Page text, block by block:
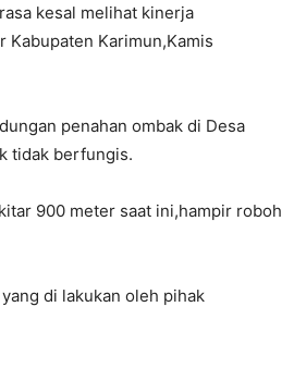
kesal melihat kinerja
Kabupaten Karimun,Kamis
penahan ombak di Desa
tidak berfungis.
900 meter saat ini,hampir roboh
di lakukan oleh pihak